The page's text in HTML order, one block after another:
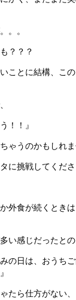
。。
？？？
ことに結構、こ
！！』
ゃうのかもしれ
に挑戦してくださ
外食が続くとき
い感じだったとの
の日は、おうち
たら仕方がない、